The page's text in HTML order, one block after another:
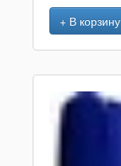
+ В корзину